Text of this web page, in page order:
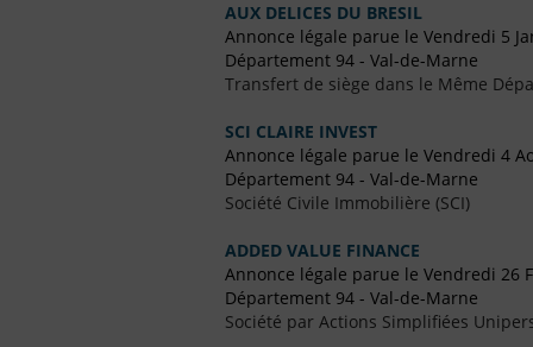
AUX DELICES DU BRESIL
Annonce légale parue le Vendredi 5
Département 94 - Val-de-Marne
Transfert de siège dans le Même
SCI CLAIRE INVEST
Annonce légale parue le Vendredi 4
Département 94 - Val-de-Marne
Société Civile Immobilière (SCI)
ADDED VALUE FINANCE
Annonce légale parue le Vendredi 26
Département 94 - Val-de-Marne
Société par Actions Simplifiées